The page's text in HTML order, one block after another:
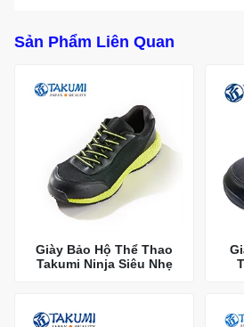
Sản Phẩm Liên Quan
Giày Bảo Hộ Thể Thao
Takumi Ninja Siêu Nhẹ